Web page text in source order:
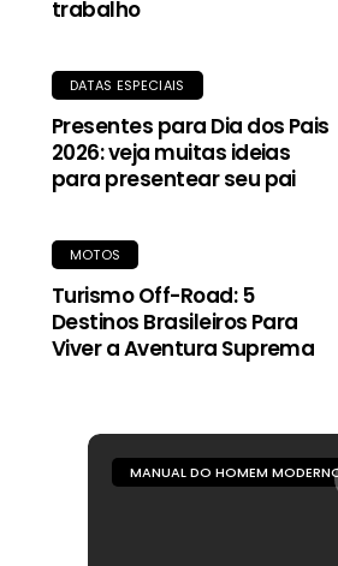
trabalho
DATAS ESPECIAIS
Presentes para Dia dos Pais
2026: veja muitas ideias
para presentear seu pai
MOTOS
Turismo Off-Road: 5
Destinos Brasileiros Para
Viver a Aventura Suprema
MANUAL DO HOMEM MODERNO